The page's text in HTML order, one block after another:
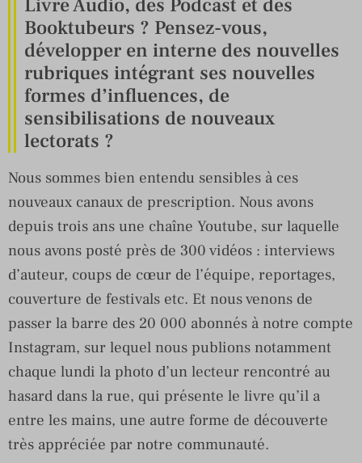
Livre Audio, des Podcast et des
Booktubeurs ? Pensez-vous,
développer en interne des nouvelles
rubriques intégrant ses nouvelles
formes d’influences, de
sensibilisations de nouveaux
lectorats ?
Nous sommes bien entendu sensibles à ces
nouveaux canaux de prescription. Nous avons
depuis trois ans une chaîne Youtube, sur laquelle
nous avons posté près de 300 vidéos : interviews
d’auteur, coups de cœur de l’équipe, reportages,
couverture de festivals etc. Et nous venons de
passer la barre des 20 000 abonnés à notre compte
Instagram, sur lequel nous publions notamment
chaque lundi la photo d’un lecteur rencontré au
hasard dans la rue, qui présente le livre qu’il a
entre les mains, une autre forme de découverte
très appréciée par notre communauté.